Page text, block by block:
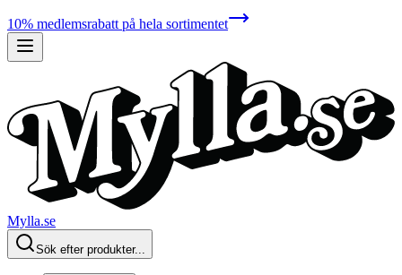
10% medlemsrabatt på hela sortimentet
Mylla.se
Sök efter produkter...